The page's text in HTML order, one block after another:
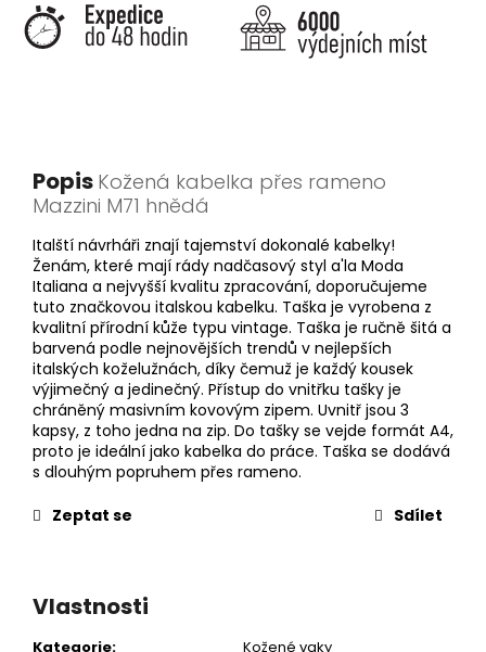
Popis Kožená kabelka přes rameno
Mazzini M71 hnědá
Italští návrháři znají tajemství dokonalé kabelky!
Ženám, které mají rády nadčasový styl a'la Moda
Italiana a nejvyšší kvalitu zpracování, doporučujeme
tuto značkovou italskou kabelku. Taška je vyrobena z
kvalitní přírodní kůže typu vintage. Taška je ručně šitá a
barvená podle nejnovějších trendů v nejlepších
italských koželužnách, díky čemuž je každý kousek
výjimečný a jedinečný. Přístup do vnitřku tašky je
chráněný masivním kovovým zipem. Uvnitř jsou 3
kapsy, z toho jedna na zip. Do tašky se vejde formát A4,
proto je ideální jako kabelka do práce. Taška se dodává
s dlouhým popruhem přes rameno.
Zeptat se
Sdílet
Vlastnosti
Kategorie:
Kožené vaky